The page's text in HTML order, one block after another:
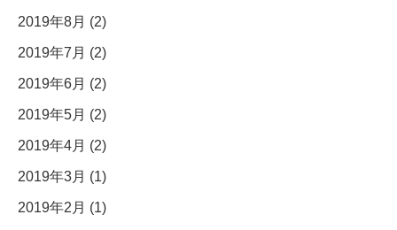
2019年8月 (2)
2019年7月 (2)
2019年6月 (2)
2019年5月 (2)
2019年4月 (2)
2019年3月 (1)
2019年2月 (1)